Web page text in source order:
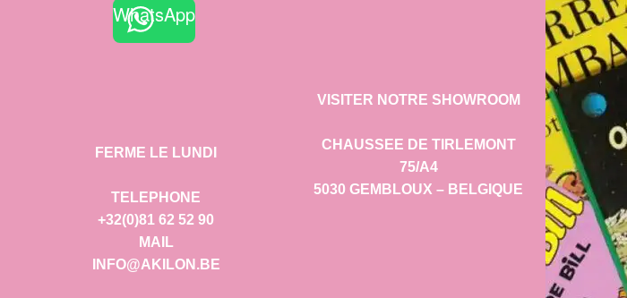
WhatsApp
FERME LE LUNDI
TELEPHONE
+32(0)81 62 52 90
MAIL
INFO@AKILON.BE
VISITER NOTRE SHOWROOM
CHAUSSEE DE TIRLEMONT
75/A4
5030 GEMBLOUX – BELGIQUE